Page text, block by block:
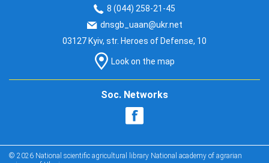
8 (044) 258-21-45
dnsgb_uaan@ukr.net
03127 Kyiv, str. Heroes of Defense, 10
Look on the map
Soc. Networks
© 2026 National scientific agricultural library National academy of agrarian